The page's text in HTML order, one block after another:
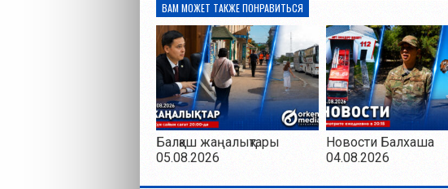
ВАМ МОЖЕТ ТАКЖЕ ПОНРАВИТЬСЯ
Балқаш жаңалықтары
05.08.2026
Новости Балхаша
04.08.2026